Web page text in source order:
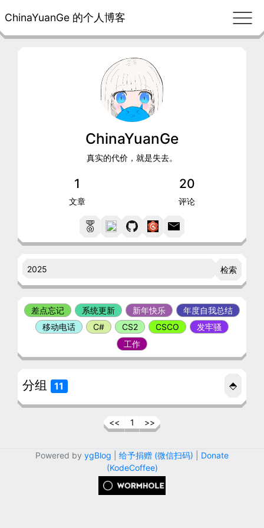
ChinaYuanGe 的个人博客
<< 1 >>
ChinaYuanGe
真实的代价，就是失去。
1
文章
20
评论
检索
差点忘记 系统更新 新年快乐
年度自我总结
移动电话
C# CS2 CSCO
发牢骚
工作
分组 11 ⬘
Powered by ygBlog 给予捐赠 (微信扫码)
Donate
(KodeCoffee)